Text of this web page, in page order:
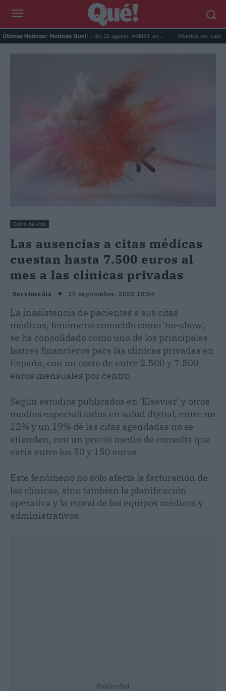
Últimas Noticias- Noticias Que!:
Predicción para el eclipse del 12 agosto: AEMET an... Muertes por calor en
Estilo de vida
Las ausencias a citas médicas
cuestan hasta 7.500 euros al
mes a las clínicas privadas
Servimedia 29 septiembre, 2025 10:54
La inasistencia de pacientes a sus citas
médicas, fenómeno conocido como 'no-show',
se ha consolidado como uno de los principales
lastres financieros para las clínicas privadas en
España, con un coste de entre 2.500 y 7.500
euros mensuales por centro.
Según estudios publicados en 'Elsevier' y otros
medios especializados en salud digital, entre un
12% y un 19% de las citas agendadas no se
atienden, con un precio medio de consulta que
varía entre los 50 y 150 euros.
Este fenómeno no solo afecta la facturación de
las clínicas, sino también la planificación
operativa y la moral de los equipos médicos y
administrativos.
Publicidad